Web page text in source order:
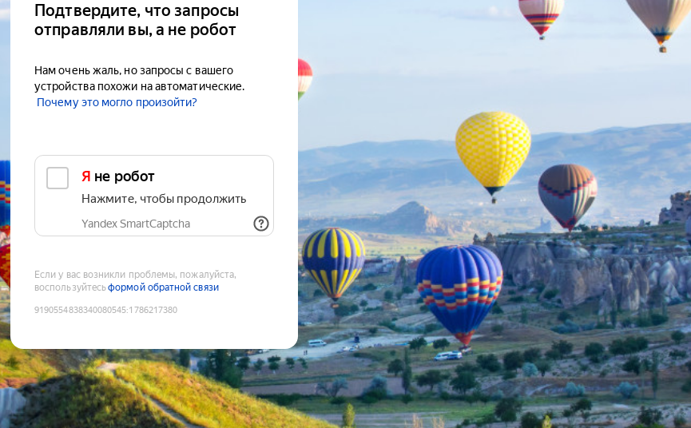
Подтвердите, что запросы
отправляли вы, а не робот
Нам очень жаль, но запросы с вашего
устройства похожи на автоматические.
Почему это могло произойти?
Я не робот
Нажмите, чтобы продолжить
Yandex SmartCaptcha
Если у вас возникли проблемы, пожалуйста,
воспользуйтесьформой обратной связи
9190554838340080545:1786217380